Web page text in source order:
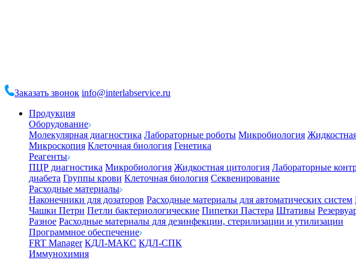
Заказать звонок info@interlabservice.ru
Продукция
Оборудование
Молекулярная диагностика Лабораторные роботы Микробиология
Микроскопия Клеточная биология Генетика
Реагенты
ПЦР диагностика Микробиология Жидкостная цитология Лабораторные
диабета Группы крови Клеточная биология Секвенирование
Расходные материалы
Наконечники для дозаторов Расходные материалы для автоматических систем
Чашки Петри Петли бактериологические Пипетки Пастера Штативы
Разное Расходные материалы для дезинфекции, стерилизации и утилизации
Программное обеспечение
FRT Manager КДЛ-МАКС КДЛ-СПК
Иммунохимия